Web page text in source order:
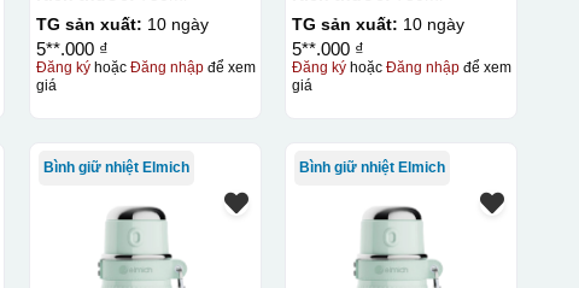
TG sản xuất: 10 ngày
5**.000 ₫
Đăng kýhoặc Đăng nhậpđể xem
giá
TG sản xuất: 10 ngày
5**.000 ₫
Đăng ký hoặcĐăng nhập để xem
giá
Bình giữ nhiệt Elmich Bình giữ nhiệt Elmich